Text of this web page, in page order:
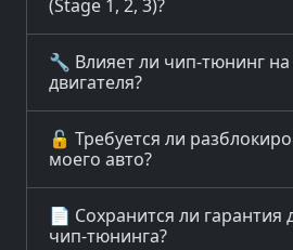
(Stage 1, 2, 3)?
🔧 Влияет ли чип-тюнинг на
двигателя?
🔓 Требуется ли
моего авто?
📄 Сохранится ли гарантия
чип-тюнинга?